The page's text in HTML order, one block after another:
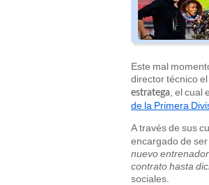
Este mal
director técnico
estratega , el
de la Primera
A través de sus
encargado de
nuevo
contrato hasta
sociales.